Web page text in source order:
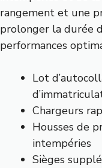
rangement et une
prolonger la durée
performances
Lot
Chargeurs
Housses de
intempéries
Sièges